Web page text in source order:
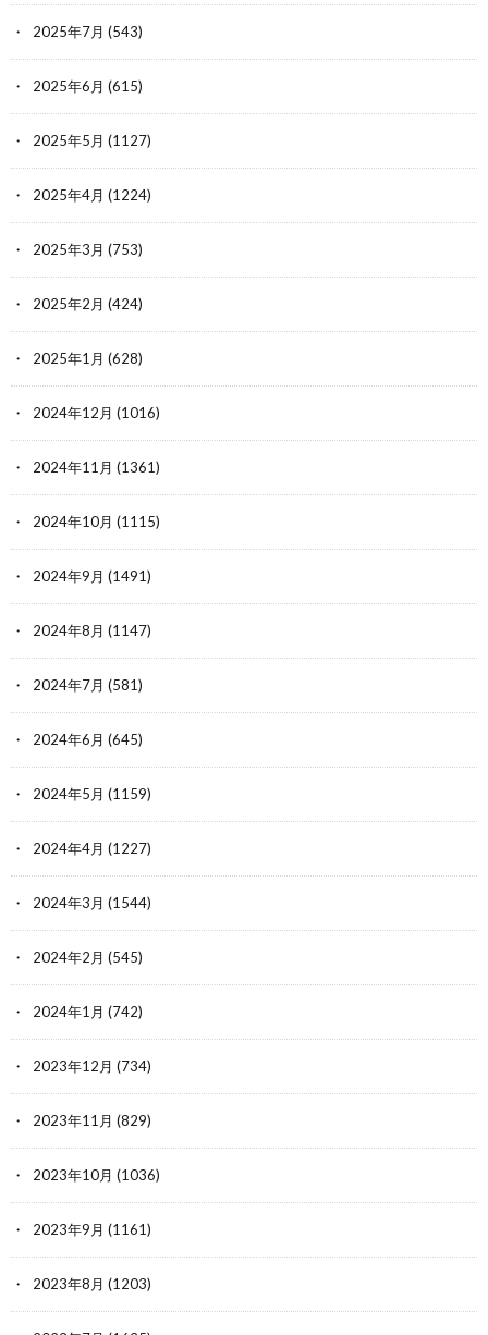
2025年7月 (543)
2025年6月 (615)
2025年5月 (1127)
2025年4月 (1224)
2025年3月 (753)
2025年2月 (424)
2025年1月 (628)
2024年12月 (1016)
2024年11月 (1361)
2024年10月 (1115)
2024年9月 (1491)
2024年8月 (1147)
2024年7月 (581)
2024年6月 (645)
2024年5月 (1159)
2024年4月 (1227)
2024年3月 (1544)
2024年2月 (545)
2024年1月 (742)
2023年12月 (734)
2023年11月 (829)
2023年10月 (1036)
2023年9月 (1161)
2023年8月 (1203)